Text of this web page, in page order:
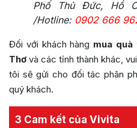
Phố Thủ Đức, Hồ
/Hotline: 0902 666
Đối với khách hàng mua quà
Thơ và các tỉnh thành khác,
tôi sẽ gửi cho đối tác phân
quý khách.
3 Cam kết của Vivita